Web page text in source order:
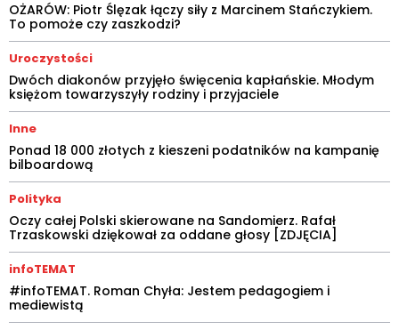
OŻARÓW: Piotr Ślęzak łączy siły z Marcinem Stańczykiem.
To pomoże czy zaszkodzi?
Uroczystości
Dwóch diakonów przyjęło święcenia kapłańskie. Młodym
księżom towarzyszyły rodziny i przyjaciele
Inne
Ponad 18 000 złotych z kieszeni podatników na kampanię
bilboardową
Polityka
Oczy całej Polski skierowane na Sandomierz. Rafał
Trzaskowski dziękował za oddane głosy [ZDJĘCIA]
infoTEMAT
#infoTEMAT. Roman Chyła: Jestem pedagogiem i
mediewistą